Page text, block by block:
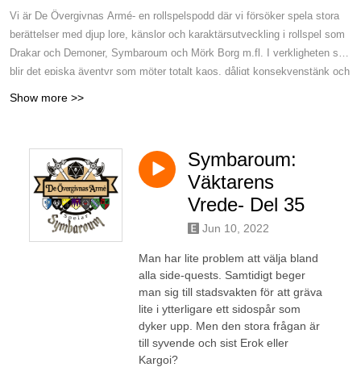
Vi är De Övergivnas Armé- en rollspelspodd där vi försöker spela stora
berättelser med djup lore, känslor och karaktärsutveckling i rollspel som
Drakar och Demoner, Symbaroum och Mörk Borg m.fl. I verkligheten så
blir det episka äventyr som möter totalt kaos, dåligt konsekvenstänk och
Show more >>
Symbaroum:
Väktarens
Vrede- Del 35
Jun 10, 2022
Man har lite problem att välja bland
alla side-quests. Samtidigt beger
man sig till stadsvakten för att gräva
lite i ytterligare ett sidospår som
dyker upp. Men den stora frågan är
till syvende och sist Erok eller
Kargoi?